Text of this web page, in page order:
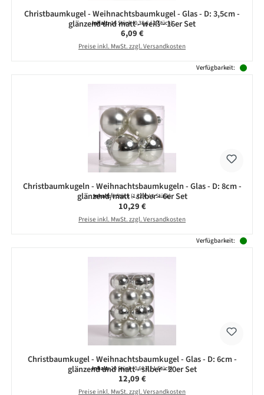
Christbaumkugel - Weihnachtsbaumkugel - Glas - D: 3,5cm -
glänzend und matt - weiß - 16er Set
Inhalt:16 Stück(0,38 € / 1 Stück)
Regulärer Preis:
6,09 €
Preise inkl. MwSt. zzgl. Versandkosten
Verfügbarkeit:
Christbaumkugeln - Weihnachtsbaumkugeln - Glas - D: 8cm -
glänzend/matt - silber - 6er Set
Inhalt:6 Stück(1,72 € / 1 Stück)
Regulärer Preis:
10,29 €
Preise inkl. MwSt. zzgl. Versandkosten
Verfügbarkeit:
Christbaumkugel - Weihnachtsbaumkugel - Glas - D: 6cm -
glänzend und matt - silber - 20er Set
Inhalt:20 Stück(0,60 € / 1 Stück)
Regulärer Preis:
12,09 €
Preise inkl. MwSt. zzgl. Versandkosten